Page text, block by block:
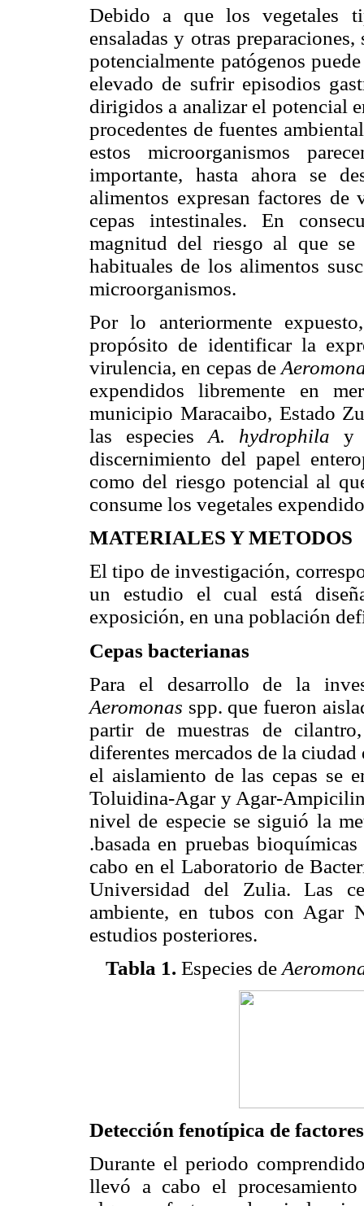
Debido a que los vegetales
ensaladas y otras
potencialmente patógenos
elevado de sufrir episodios
dirigidos a analizar el potencial
procedentes de fuentes
estos microorganismos
importante, hasta ahora se
alimentos expresan factores
cepas intestinales. En
magnitud del riesgo al que se
habituales de los alimentos
microorganismos.
Por lo anteriormente
propósito de identificar la
virulencia, en cepas de
expendidos libremente en
municipio Maracaibo, Estado
las especies A. hydrophila
discernimiento del papel
como del riesgo potencial al
consume los vegetales
MATERIALES Y METODOS
El tipo de investigación,
un estudio el cual está
exposición, en una población
Cepas bacterianas
Para el desarrollo de la
Aeromonas spp. quefueron
partir de muestras de
diferentes mercados de la
el aislamiento de las cepas se
Toluidina-Agar y Agar-
nivel de especie se siguió la
.basada en pruebas
cabo en el Laboratorio de
Universidad del Zulia. Las
ambiente, en tubos con Agar
estudios posteriores.
Tabla 1. Especies de
Detección fenotípica de
Durante el periodo
llevó a cabo el